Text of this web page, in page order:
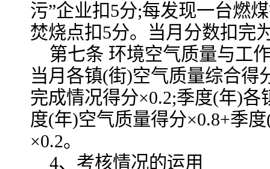
污”企业扣5分;每发现一台燃
焚烧点扣5分。当月分数扣完
第七条 环境空气质量与工
当月各镇(街)空气质量综合得
完成情况得分×0.2;季度(年)
度(年)空气质量得分×0.8+季
×0.2。
4、考核情况的运用